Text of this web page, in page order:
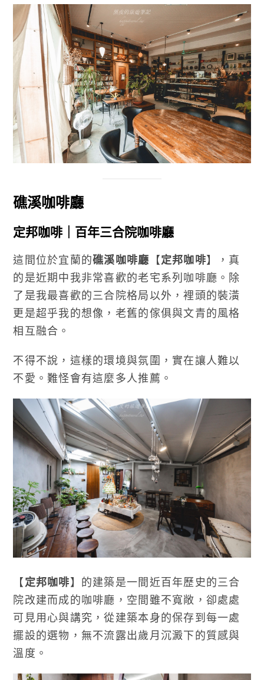
礁溪咖啡廳
定邦咖啡｜百年三合院咖啡廳
這間位於宜蘭的礁溪咖啡廳 【定邦咖啡】，真
的是近期中我非常喜歡的老宅系列咖啡廳。除
了是我最喜歡的三合院格局以外，裡頭的裝潢
更是超乎我的想像，老舊的傢俱與文青的風格
相互融合。
不得不說，這樣的環境與氛圍，實在讓人難以
不愛。難怪會有這麼多人推薦。
【定邦咖啡】的建築是一間近百年歷史的三合
院改建而成的咖啡廳，空間雖不寬敞，卻處處
可見用心與講究，從建築本身的保存到每一處
擺設的選物，無不流露出歲月沉澱下的質感與
溫度。